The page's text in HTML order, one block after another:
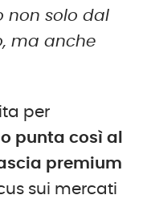
non solo dal
ma anche
per
punta così al
premium
sui mercati